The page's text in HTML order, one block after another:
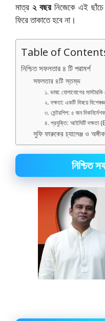
মাত্র ২ বছরনিজেকে এই
ফিরে তাকাতে হবে না।
Table of
নিশ্চিত সফলতার ৪ টি পরামর্শ
সফলতার ৪টি স্তম্ভ
১. ভাষা: যোগাযোগের
২. দক্ষতা: একটি বিষয়ে
৩. মেন্টরশিপ: ৫ জন
৪. প্রযুক্তি: আইসিটি
সুফি ফারুকের চ্যালেঞ্জ ও
নিশ্চিত